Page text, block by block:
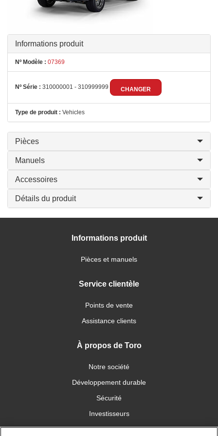
Informations produit
Nº Modèle : 07369
Nº Série : 310000001 - 310999999 CHANGER
Type de produit : Vehicles
Pièces
Manuels
Accessoires
Détails du produit
Informations produit
Pièces et manuels
Service clientèle
Points de vente
Assistance clients
À propos de Toro
Notre société
Développement durable
Sécurité
Investisseurs
Carrières